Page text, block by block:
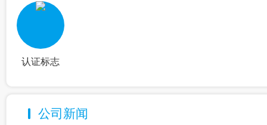
认证标志
公司新闻